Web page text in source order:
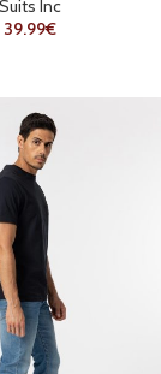
Suits Inc
39.99€